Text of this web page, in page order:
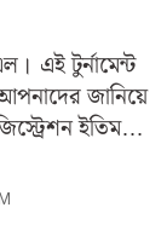
এই টুর্নামেন্ট
জানিয়ে
ইতিমধ্যে
এর তরফে